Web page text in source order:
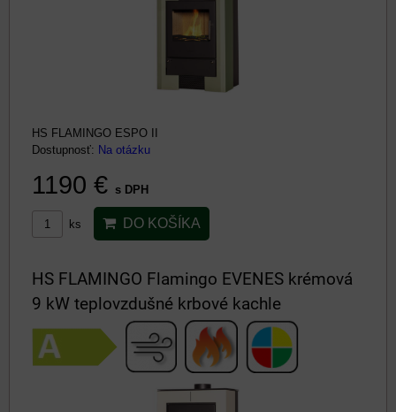
HS FLAMINGO ESPO II
Dostupnosť: Na otázku
1190 € s DPH
ks DO KOŠÍKA
HS FLAMINGO Flamingo EVENES krémová
9 kW teplovzdušné krbové kachle